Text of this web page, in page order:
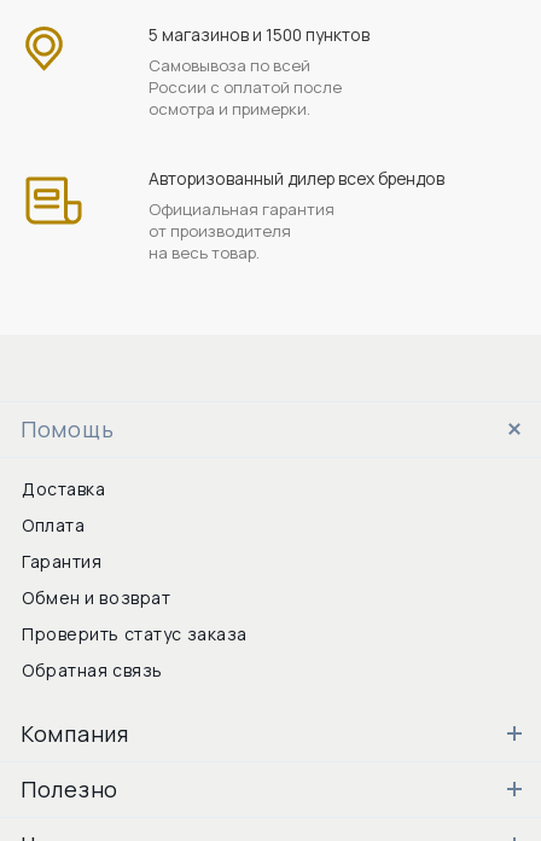
5 магазинов и 1500 пунктов
Самовывоза по всей
России с оплатой после
осмотра и примерки.
Авторизованный дилер всех брендов
Официальная гарантия
от производителя
на весь товар.
Помощь
Доставка
Оплата
Гарантия
Обмен и возврат
Проверить статус заказа
Обратная связь
Компания
Полезно